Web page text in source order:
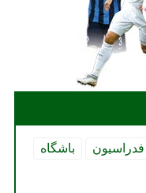
فدراسیون
باشگاه